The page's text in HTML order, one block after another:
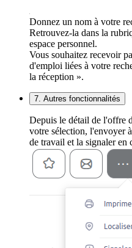
Donnez un nom à votre
Retrouvez-la dans la
espace personnel.
Vous souhaitez recevoir
d'emploi liées à votre
la réception ».
7. Autres fonctionnalités
Depuis le détail de l'offre
votre sélection, l'envoyer
de travail et la signaler en